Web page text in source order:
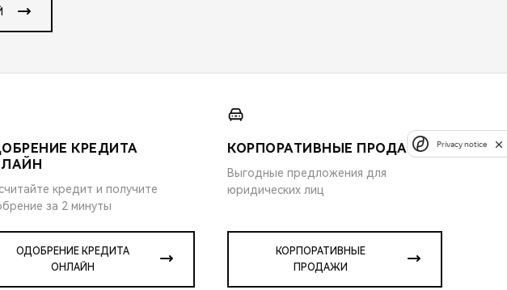
КРЕДИТА
кредит и получите
за 2 минуты
ОДОБРЕНИЕ КРЕДИТА
ОНЛАЙН
КОРПОРАТИВНЫЕ ПРОДАЖИ
Выгодные предложения для
юридических лиц
КОРПОРАТИВНЫЕ
ПРОДАЖИ
Privacy notice